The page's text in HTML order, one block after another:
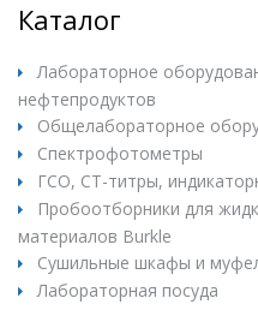
Каталог
Лабораторное
нефтепродуктов
Общелабораторное
Спектрофотометры
ГСО, СТ-титры,
Пробоотборники для
материалов Burkle
Сушильные шкафы и
Лабораторная посуда